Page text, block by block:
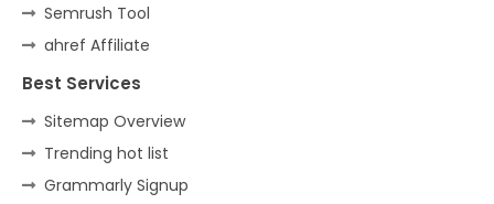
Semrush Tool
ahref Affiliate
Best Services
Sitemap Overview
Trending hot list
Grammarly Signup